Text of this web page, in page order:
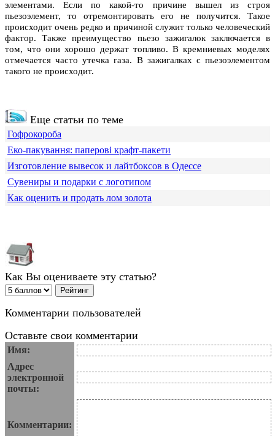
элементами. Если по какой-то причине вышел из строя
пьезоэлемент, то отремонтировать его не получится. Такое
происходит очень редко и причиной служит только человеческий
фактор. Также преимущество пьезо зажигалок заключается в
том, что они хорошо держат топливо. В кремниевых моделях
отмечается часто утечка газа. В зажигалках с пьезоэлементом
такого не происходит.
Еще статьи по теме
Гофрокороба
Еко-пакування: паперові крафт-пакети
Изготовление вывесок и лайтбоксов в Одессе
Сувениры и подарки с логотипом
Как оценить и продать лом золота
Как Вы оцениваете эту статью?
Комментарии пользователей
Оставьте свои комментарии
Имя:
Адрес
электронной
почты:
Комментарии: